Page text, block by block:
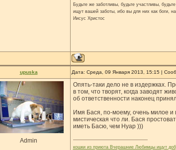
Будьте же заботливы, будьте участливы,
ищут вашей заботы, ибо вы для них как боги,
Иисус Христос
upuska Дата: Среда, 09 Января 2013, 15:15 |
Admin
Опять-таки дело не в издержках.
в том, что творят, когда заводят
об ответственности наконец
Имя Бася, по-моему, очень милое и
мистическая что ли. Бася
иметь Басю, чем Нуар )))
кошки из приюта Вчерашние Любимцы ищут